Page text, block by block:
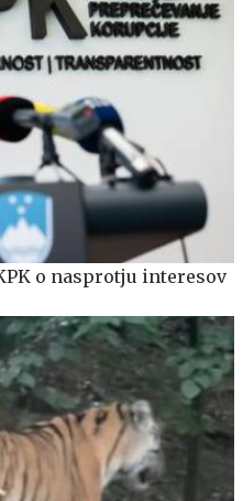
o nasprotju interesov